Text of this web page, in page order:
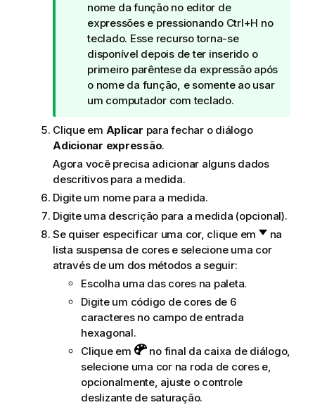
a
d
e
d
i
c
a
nome da função no editor de
expressões e pressionando Ctrl+H no
teclado. Esse recurso torna-se
disponível depois de ter inserido o
primeiro parêntese da expressão após
o nome da função, e somente ao usar
um computador com teclado.
Clique em Aplicar para fechar o diálogo
Adicionar expressão.
Agora você precisa adicionar alguns dados
descritivos para a medida.
Digite um nome para a medida.
Digite uma descrição para a medida (opcional).
Se quiser especificar uma cor, clique em
na
lista suspensa de cores e selecione uma cor
através de um dos métodos a seguir:
Escolha uma das cores na paleta.
Digite um código de cores de 6
caracteres no campo de entrada
hexagonal.
Clique em
no final da caixa de diálogo,
selecione uma cor na roda de cores e,
opcionalmente, ajuste o controle
deslizante de saturação.